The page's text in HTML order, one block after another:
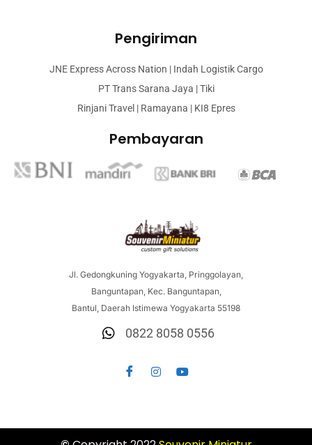
Pengiriman
JNE Express Across Nation | Indah Logistik Cargo
PT Trans Sarana Jaya | Tiki
Rinjani Travel | Ramayana | KI8 Epres
Pembayaran
Jl. Gedongkuning Yogyakarta, Pringgolayan,
Banguntapan, Kec. Banguntapan,
Bantul, Daerah Istimewa Yogyakarta 55198
0822 8058 0556